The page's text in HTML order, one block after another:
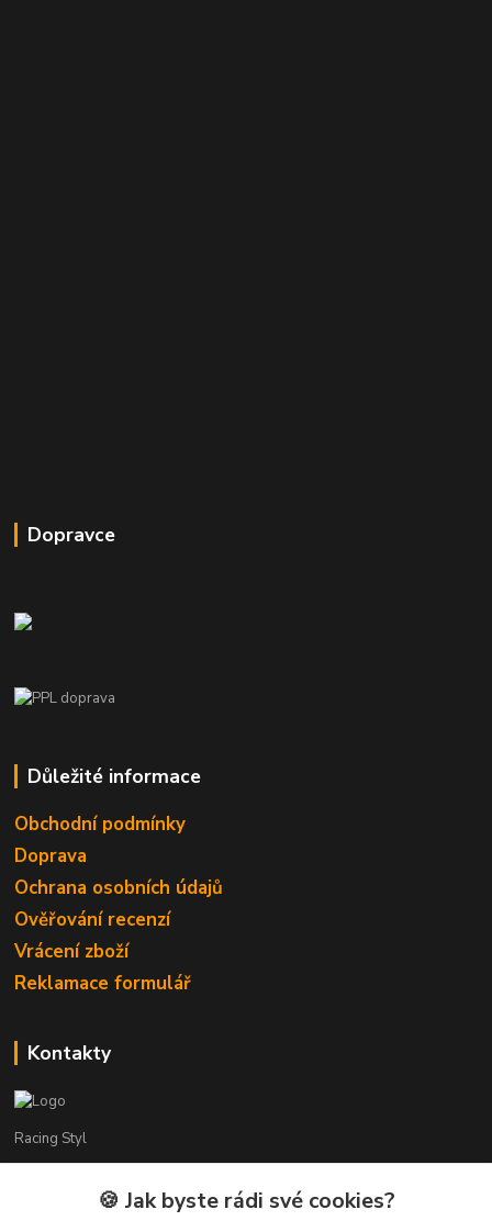
Dopravce
Důležité informace
Obchodní podmínky
Doprava
Ochrana osobních údajů
Ověřování recenzí
Vrácení zboží
Reklamace formulář
Kontakty
Racing Styl
Karel Muláček
774 51 50 88🍪 Jak byste rádi své cookies?